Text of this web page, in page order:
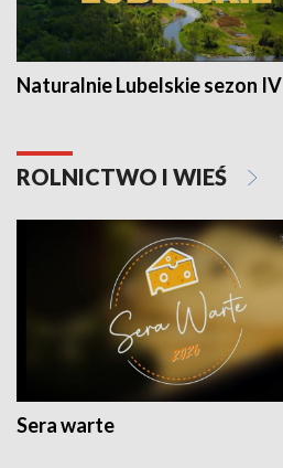
Naturalnie Lubelskie sezon IV
ROLNICTWO I WIEŚ
Sera warte